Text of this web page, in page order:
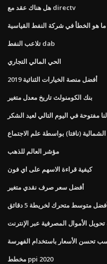
هل هناك عقد مع directv
ما هو الخطأ في شركة النفط القياسية
تلاعب النفط dab
الحي المالي التجاري
أفضل منصة الخيارات الثنائية 2019
بنك الكومنولث تاريخ معدل متغير
مفتوحة في اليوم التالي لعيد الشكر
الشمالية (نافتا) بواسطة علم الاجتماع
مؤشر العالم للذهب
كيفية قراءة الاسهم على اي فون
أفضل سعر صرف نقدي متغير
متوسط ​​متحرك لخريطة 5 دقائق
تحويل الأموال المصرفية عبر الإنترنت
تحسن الأسعار باستخدام الفهرسة
مخطط ppi 2020